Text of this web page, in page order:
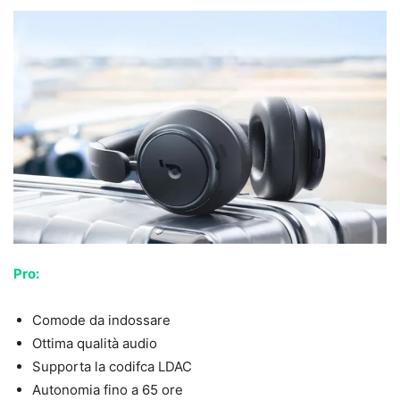
Pro:
Comode da indossare
Ottima qualità audio
Supporta la codifca LDAC
Autonomia fino a 65 ore